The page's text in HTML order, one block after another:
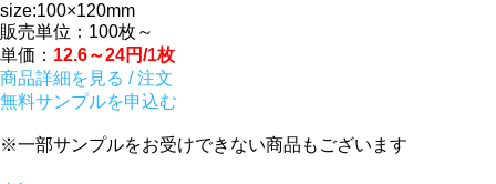
size:100×120mm
販売単位：100枚～
単価： 12.6～24円/1枚
商品詳細を見る / 注文
無料サンプルを申込む
※一部サンプルをお受けできない商品もございます